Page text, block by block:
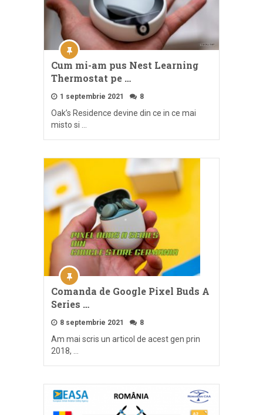
Cum mi-am pus Nest Learning
Thermostat pe …
1 septembrie 2021 8
Oak’s Residence devine din ce in ce mai
misto si …
Comanda de Google Pixel Buds A
Series …
8 septembrie 2021 8
Am mai scris un articol de acest gen prin
2018, …